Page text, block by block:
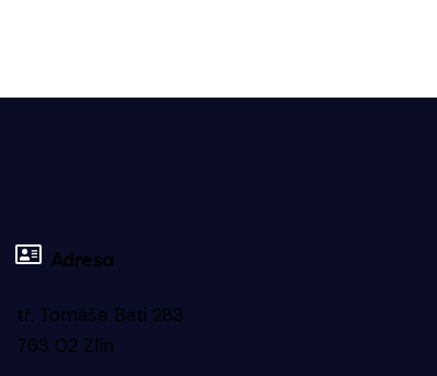
Adresa
tř. Tomáše Bati 283
763 02 Zlín